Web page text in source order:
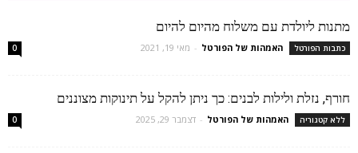
מתנות ליולדת עם משלוח מהיום להיום
כתבות הפורטל האמהות של הפורטל - מאי 19, 2021 0
חורף, נזלת ולילות לבנים: כך ניתן להקל על תינוקות מצוננים
ללא קטגוריה האמהות של הפורטל - דצמבר 29, 2025 0